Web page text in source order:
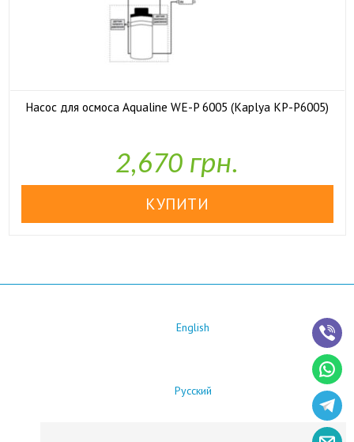
Насос для осмоса Aqualine WE-P 6005 (Kaplya KP-P6005)
2,670 грн.
English
Русский